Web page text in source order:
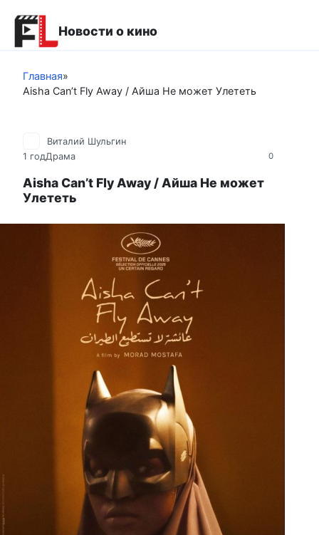
контенту
Новости о кино
Главная»
Aisha Can’t Fly Away / Айша Не может Улететь
0
Виталий Шульгин
1 годДрама
Aisha Can’t Fly Away / Айша Не может
Улететь